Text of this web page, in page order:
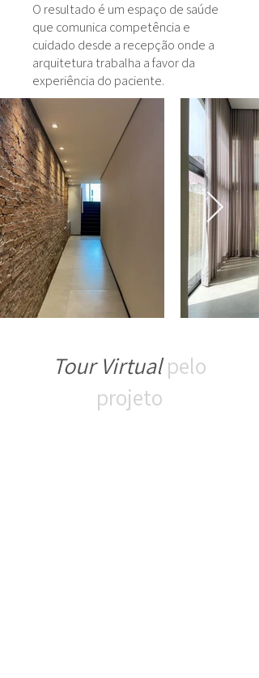
O resultado é um espaço de saúde
que comunica competência e
cuidado desde a recepção onde a
arquitetura trabalha a favor da
experiência do paciente.
Tour Virtualpelo
projeto